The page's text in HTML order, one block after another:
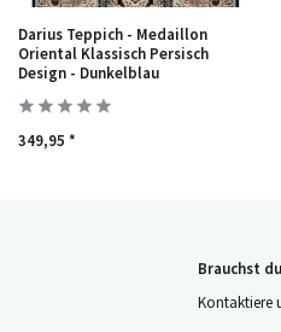
Darius Teppich - Medaillon
Oriental Klassisch Persisch
Design - Dunkelblau
349,95 *
Brauchst
Kontaktiere